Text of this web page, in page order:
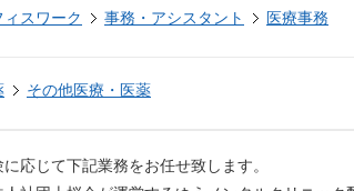
スワーク 事務・アシスタント 医療事務
その他医療・医薬
応じて下記業務をお任せ致します。